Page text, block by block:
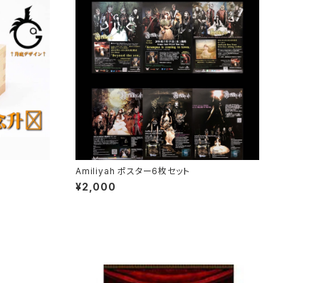
Amiliyah ポスター6枚セット
¥2,000